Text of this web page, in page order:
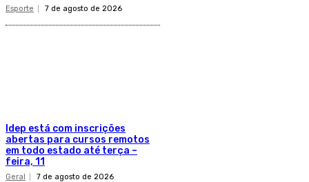
Esporte 7 de agosto de 2026
Idep está com inscrições
abertas para cursos remotos
em todo estado até terça –
feira, 11
Geral 7 de agosto de 2026